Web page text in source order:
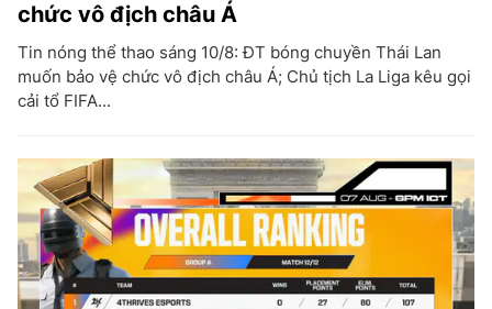
chức vô địch châu Á
Tin nóng thể thao sáng 10/8: ĐT bóng chuyền Thái Lan
muốn bảo vệ chức vô địch châu Á; Chủ tịch La Liga kêu gọi
cải tổ FIFA...